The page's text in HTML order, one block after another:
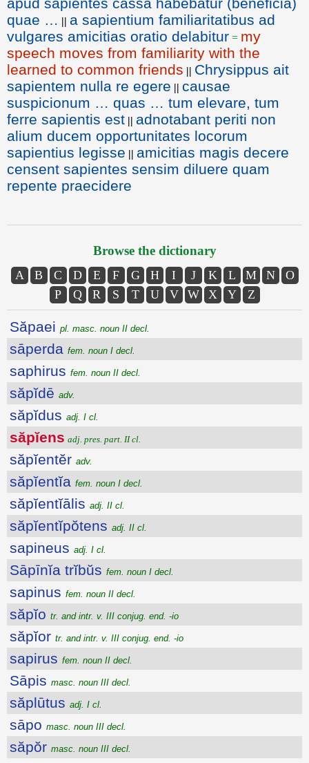
quae … || a sapientium familiaritatibus ad
vulgares amicitias oratio delabitur = my
speech moves from familiarity with the
learned to common friends || Chrysippus ait
sapientem nulla re egere || causae
suspicionum … quas … tum elevare, tum
ferre sapientis est || adnotabant periti non
alium ducem opportunitates locorum
sapientius legisse || amicitias magis decere
censent sapientes sensim diluere quam
repente praecidere
Browse the dictionary
A B C D E F G H I J K L M N
O
P
Q R S T U V W X Y Z
Săpaei pl. masc. noun II decl.
sāperda fem. noun I decl.
saphirus fem. noun II decl.
săpĭdē adv.
săpĭdus adj. I cl.
săpĭens adj. pres. part. II cl.
săpĭentĕr adv.
săpĭentĭa fem. noun I decl.
săpĭentĭālis adj. II cl.
săpĭentĭpŏtens adj. II cl.
sapineus adj. I cl.
Sāpīnĭa trĭbŭs fem. noun I decl.
sapinus fem. noun II decl.
săpĭo tr. and intr. v. III conjug. end. -io
săpĭor tr. and intr. v. III conjug. end. -io
sapirus fem. noun II decl.
Sāpis masc. noun III decl.
săplūtus adj. I cl.
sāpo masc. noun III decl.
săpŏr masc. noun III decl.